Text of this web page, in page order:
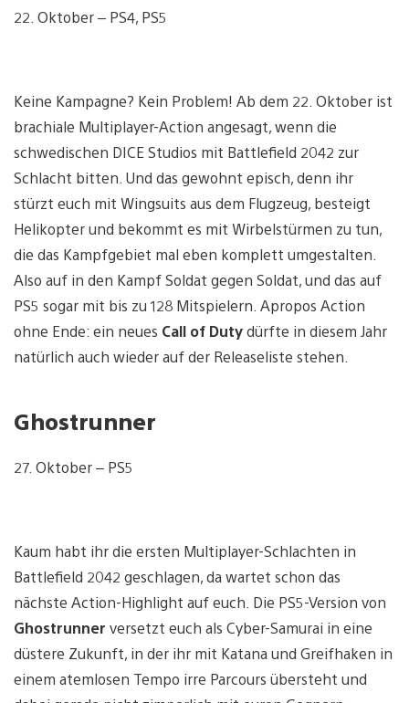
22. Oktober – PS4, PS5
Keine Kampagne? Kein Problem! Ab dem 22. Oktober ist
brachiale Multiplayer-Action angesagt, wenn die
schwedischen DICE Studios mit Battlefield 2042 zur
Schlacht bitten. Und das gewohnt episch, denn ihr
stürzt euch mit Wingsuits aus dem Flugzeug, besteigt
Helikopter und bekommt es mit Wirbelstürmen zu tun,
die das Kampfgebiet mal eben komplett umgestalten.
Also auf in den Kampf Soldat gegen Soldat, und das auf
PS5 sogar mit bis zu 128 Mitspielern. Apropos Action
ohne Ende: ein neues Call of Dutydürfte in diesem Jahr
natürlich auch wieder auf der Releaseliste stehen.
Ghostrunner
27. Oktober – PS5
Kaum habt ihr die ersten Multiplayer-Schlachten in
Battlefield 2042 geschlagen, da wartet schon das
nächste Action-Highlight auf euch. Die PS5-Version von
Ghostrunner versetzt euch als Cyber-Samurai in eine
düstere Zukunft, in der ihr mit Katana und Greifhaken in
einem atemlosen Tempo irre Parcours übersteht und